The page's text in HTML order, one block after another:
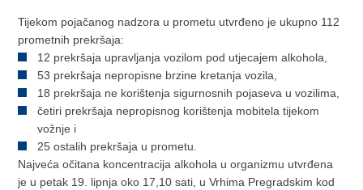
Tijekom pojačanog nadzora u prometu utvrđeno je ukupno 112
prometnih prekršaja:
12 prekršaja upravljanja vozilom pod utjecajem alkohola,
53 prekršaja nepropisne brzine kretanja vozila,
18 prekršaja ne korištenja sigurnosnih pojaseva u vozilima,
četiri prekršaja nepropisnog korištenja mobitela tijekom
vožnje i
25 ostalih prekršaja u prometu.
Najveća očitana koncentracija alkohola u organizmu utvrđena
je u petak 19. lipnja oko 17,10 sati, u Vrhima Pregradskim kod